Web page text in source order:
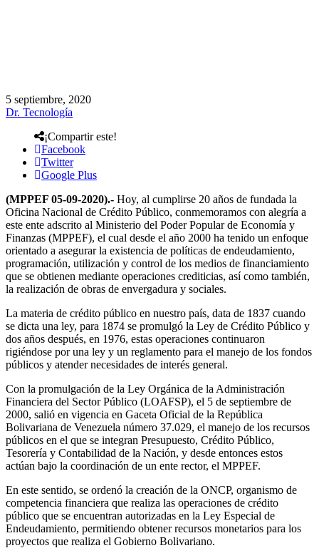
5 septiembre, 2020
Dr. Tecnología
¡Compartir este!
Facebook
Twitter
Google Plus
(MPPEF 05-09-2020).- Hoy, al cumplirse 20 años de fundada la
Oficina Nacional de Crédito Público, conmemoramos con alegría a
este ente adscrito al Ministerio del Poder Popular de Economía y
Finanzas (MPPEF), el cual desde el año 2000 ha tenido un enfoque
orientado a asegurar la existencia de políticas de endeudamiento,
programación, utilización y control de los medios de financiamiento
que se obtienen mediante operaciones crediticias, así como también,
la realización de obras de envergadura y sociales.
La materia de crédito público en nuestro país, data de 1837 cuando
se dicta una ley, para 1874 se promulgó la Ley de Crédito Público y
dos años después, en 1976, estas operaciones continuaron
rigiéndose por una ley y un reglamento para el manejo de los fondos
públicos y atender necesidades de interés general.
Con la promulgación de la Ley Orgánica de la Administración
Financiera del Sector Público (LOAFSP), el 5 de septiembre de
2000, salió en vigencia en Gaceta Oficial de la República
Bolivariana de Venezuela número 37.029, el manejo de los recursos
públicos en el que se integran Presupuesto, Crédito Público,
Tesorería y Contabilidad de la Nación, y desde entonces estos
actúan bajo la coordinación de un ente rector, el MPPEF.
En este sentido, se ordenó la creación de la ONCP, organismo de
competencia financiera que realiza las operaciones de crédito
público que se encuentran autorizadas en la Ley Especial de
Endeudamiento, permitiendo obtener recursos monetarios para los
proyectos que realiza el Gobierno Bolivariano.